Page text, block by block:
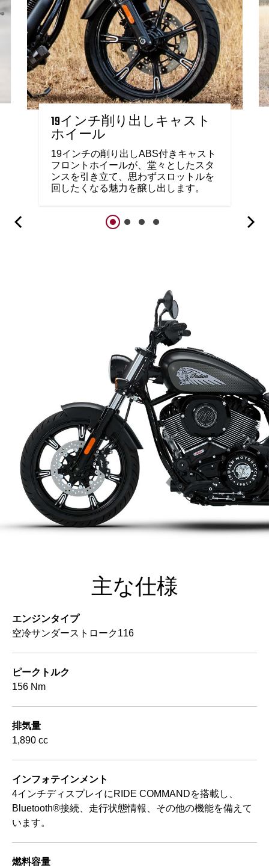
19インチ削り出しキャスト
ホイール
19インチの削り出しABS付きキャスト
フロントホイールが、堂々としたスタ
ンスを引き立て、思わずスロットルを
回したくなる魅力を醸し出します。
主な仕様
エンジンタイプ
空冷サンダーストローク116
ピークトルク
156 Nm
排気量
1,890 cc
インフォテインメント
4インチディスプレイにRIDE COMMANDを搭載し、
Bluetooth®接続、走行状態情報、その他の機能を備えて
います。
燃料容量